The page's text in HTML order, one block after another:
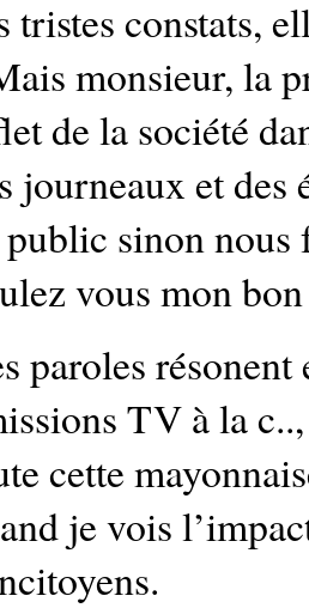
tristes constats,
monsieur, la
de la société
journeaux et
sinon nous
vous mon
paroles
TV à la
cette
je vois